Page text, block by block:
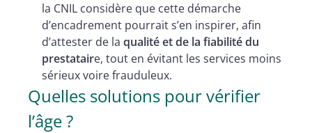
la CNIL considère que cette démarche
d’encadrement pourrait s’en inspirer, afin
d’attester de la qualité et de la fiabilité du
prestataire, tout en évitant les services moins
sérieux voire frauduleux.
Quelles solutions pour vérifier
l’âge ?